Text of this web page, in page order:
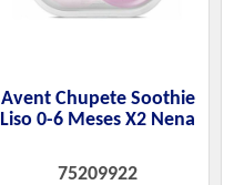
Avent Chupete Soothie
Liso 0-6 Meses X2 Nena
75209922